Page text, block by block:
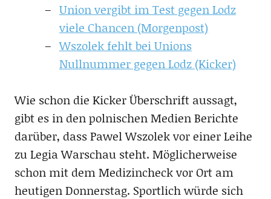
Union vergibt im Test gegen Lodz
viele Chancen (Morgenpost)
Wszolek fehlt bei Unions
Nullnummer gegen Lodz (Kicker)
Wie schon die Kicker Überschrift aussagt,
gibt es in den polnischen Medien Berichte
darüber, dass Pawel Wszolek vor einer Leihe
zu Legia Warschau steht. Möglicherweise
schon mit dem Medizincheck vor Ort am
heutigen Donnerstag. Sportlich würde sich